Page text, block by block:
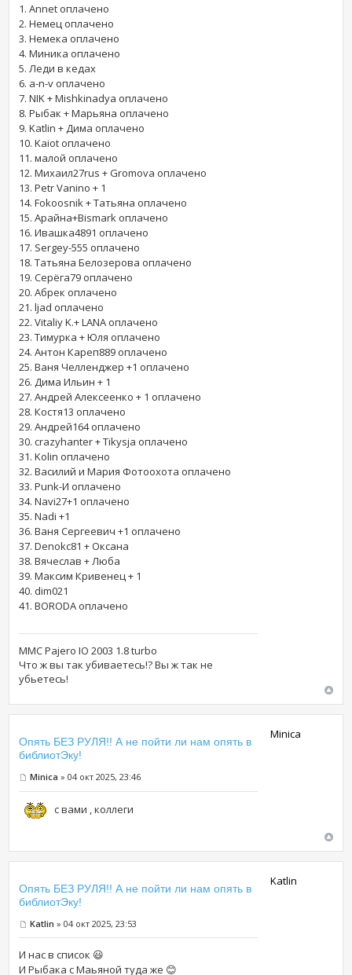
1. Annet оплачено
2. Немец оплачено
3. Немека оплачено
4. Миника оплачено
5. Леди в кедах
6. a-n-v оплачено
7. NIK + Mishkinadya оплачено
8. Рыбак + Марьяна оплачено
9. Katlin + Дима оплачено
10. Kaiot оплачено
11. малой оплачено
12. Михаил27rus + Gromova оплачено
13. Petr Vanino + 1
14. Fokoosnik + Татьяна оплачено
15. Арайна+Bismark оплачено
16. Ивашка4891 оплачено
17. Sergey-555 оплачено
18. Татьяна Белозерова оплачено
19. Серёга79 оплачено
20. Абрек оплачено
21. ljad оплачено
22. Vitaliy K.+ LANA оплачено
23. Тимурка + Юля оплачено
24. Антон Кареп889 оплачено
25. Ваня Челленджер +1 оплачено
26. Дима Ильин + 1
27. Андрей Алексеенко + 1 оплачено
28. Костя13 оплачено
29. Андрей164 оплачено
30. crazyhanter + Tikysja оплачено
31. Kolin оплачено
32. Василий и Мария Фотоохота оплачено
33. Punk-И оплачено
34. Navi27+1 оплачено
35. Nadi +1
36. Ваня Сергеевич +1 оплачено
37. Denokc81 + Оксана
38. Вячеслав + Люба
39. Максим Кривенец + 1
40. dim021
41. BORODA оплачено
MMC Pajero IO 2003 1.8 turbo
Что ж вы так убиваетесь!? Вы ж так не
убьетесь!
Опять БЕЗ РУЛЯ!! А не пойти ли нам опять в
библиотЭку!
Minica » 04 окт 2025, 23:46
с вами , коллеги
Minica
Опять БЕЗ РУЛЯ!! А не пойти ли нам опять в
библиотЭку!
Katlin » 04 окт 2025, 23:53
И нас в список 😃
И Рыбака с Маьяной туда же 😊
Katlin